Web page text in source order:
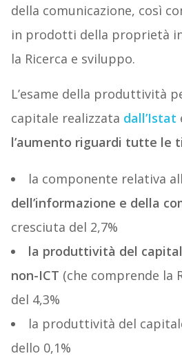
della comunicazione, così
in prodotti della proprietà
la Ricerca e sviluppo.
L’esame della produttività
capitale realizzata dall’Istat
l’aumento riguardi tutte le
la componente relativa
dell’informazione e della
cresciuta del 2,7%
la produttività del
non-ICT (che comprende la
del 4,3%
la produttività del
dello 0,1%